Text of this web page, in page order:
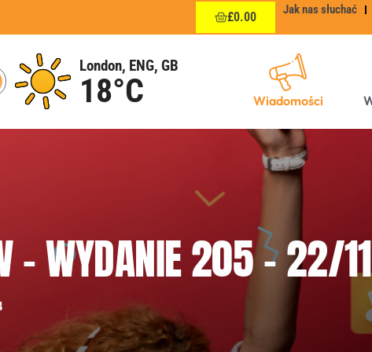
£0.00 Jak nas słuchać
London, ENG, GB
18°C Wiadomości
– WYDANIE 205 –